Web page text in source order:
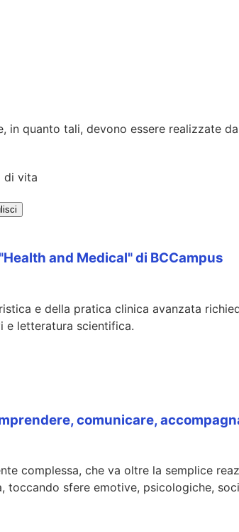
quanto tali, devono essere realizzate
and Medical" di BCCampus
e della pratica clinica avanzata
e letteratura scientifica.
comunicare,
complessa, che va oltre la semplice
sfere emotive, psicologiche,